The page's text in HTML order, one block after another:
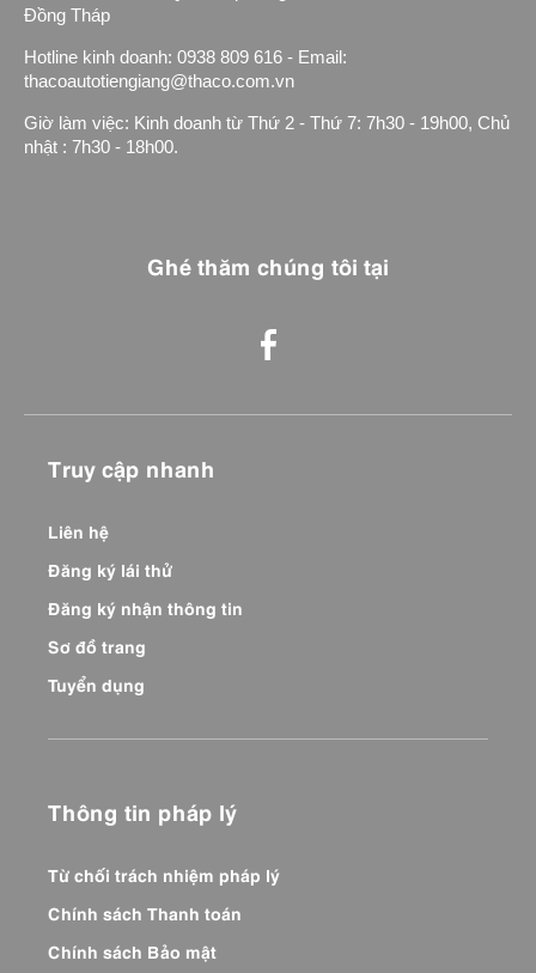
Đồng Tháp
Hotline kinh doanh: 0938 809 616 - Email:
thacoautotiengiang@thaco.com.vn
Giờ làm việc: Kinh doanh từ Thứ 2 - Thứ 7: 7h30 - 19h00, Chủ
nhật : 7h30 - 18h00.
Ghé thăm chúng tôi tại
Truy cập nhanh
Liên hệ
Đăng ký lái thử
Đăng ký nhận thông tin
Sơ đồ trang
Tuyển dụng
Thông tin pháp lý
Từ chối trách nhiệm pháp lý
Chính sách Thanh toán
Chính sách Bảo mật